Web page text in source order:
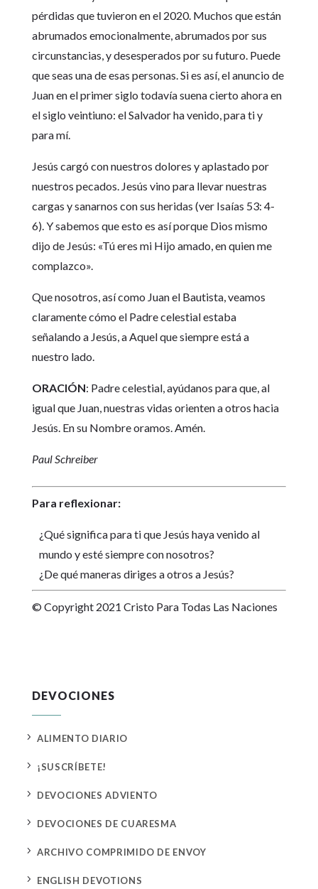
pérdidas que tuvieron en el 2020. Muchos que están
abrumados emocionalmente, abrumados por sus
circunstancias, y desesperados por su futuro. Puede
que seas una de esas personas. Si es así, el anuncio de
Juan en el primer siglo todavía suena cierto ahora en
el siglo veintiuno: el Salvador ha venido, para ti y
para mí.
Jesús cargó con nuestros dolores y aplastado por
nuestros pecados. Jesús vino para llevar nuestras
cargas y sanarnos con sus heridas (ver Isaías 53: 4-
6). Y sabemos que esto es así porque Dios mismo
dijo de Jesús: «Tú eres mi Hijo amado, en quien me
complazco».
Que nosotros, así como Juan el Bautista, veamos
claramente cómo el Padre celestial estaba
señalando a Jesús, a Aquel que siempre está a
nuestro lado.
ORACIÓN: Padre celestial, ayúdanos para que, al
igual que Juan, nuestras vidas orienten a otros hacia
Jesús. En su Nombre oramos. Amén.
Paul Schreiber
Para reflexionar:
¿Qué significa para ti que Jesús haya venido al
mundo y esté siempre con nosotros?
¿De qué maneras diriges a otros a Jesús?
© Copyright 2021 Cristo Para Todas Las Naciones
DEVOCIONES
5 ALIMENTO DIARIO
5 ¡SUSCRÍBETE!
5 DEVOCIONES ADVIENTO
5 DEVOCIONES DE CUARESMA
5 ARCHIVO COMPRIMIDO DE ENVOY
5 ENGLISH DEVOTIONS